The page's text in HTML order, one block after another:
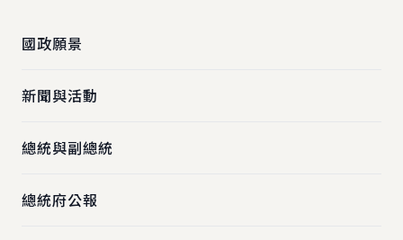
國政願景
新聞與活動
總統與副總統
總統府公報